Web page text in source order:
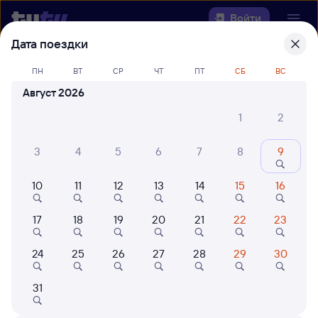
Войти
Выберите день, чтобы найтиж/д
билеты Новокузнецк (ж/д вокзал) —
Когда
Кто едет
Дата поездки
ПН ВТ СР ЧТ ПТ СБ ВС
Август 2026
1
2
3 4 5 6 7 8 9
10 11 12 13 14 15 16
17 18 19 20 21 22 23
24 25 26 27 28 29 30
31